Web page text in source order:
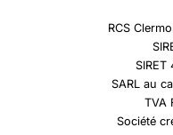
RCS
SIRET
SARL au
TVA
Société